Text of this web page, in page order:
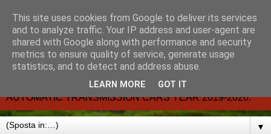
CARMATIC-®-All about
automatic cars.
Dal 2002- email.-marcvent@inwind.it.- NEW BOOK-
AUTOMATIC TRANSMISSION CARS YEAR 2019-2020.
▼
This site uses cookies from Google to deliver its services
and to analyze traffic. Your IP address and user-agent are
shared with Google along with performance and security
metrics to ensure quality of service, generate usage
statistics, and to detect and address abuse.
LEARN MORE GOT IT